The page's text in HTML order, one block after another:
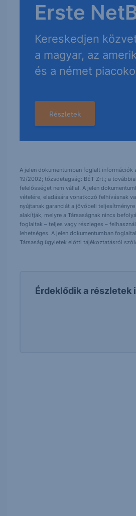
Erste
Kereskedjen
a magyar, az
és a német
Részletek
A jelen dokumentumban foglalt információk
19/2002; tőzsdetagság: BÉT Zrt.; a
felelősséget nem vállal. A jelen
vételére, eladására vonatkozó felhívásnak
nyújtanak garanciát a jövőbeli
alakítják, melyre a Társaságnak nincs
foglaltak – teljes vagy részleges –
lehetséges. A jelen dokumentumban
Társaság ügyletek előtti tájékoztatásról
Érdeklődik a részletek